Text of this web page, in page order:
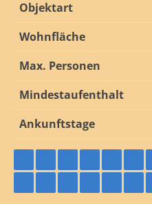
Objektart
Wohnfläche
Max. Personen
Mindestaufenthalt
Ankunftstage